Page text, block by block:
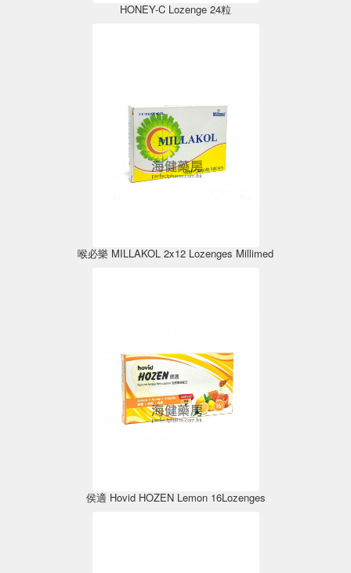
HONEY-C Lozenge 24粒
喉必樂 MILLAKOL 2x12 Lozenges Millimed
侯適 Hovid HOZEN Lemon 16Lozenges